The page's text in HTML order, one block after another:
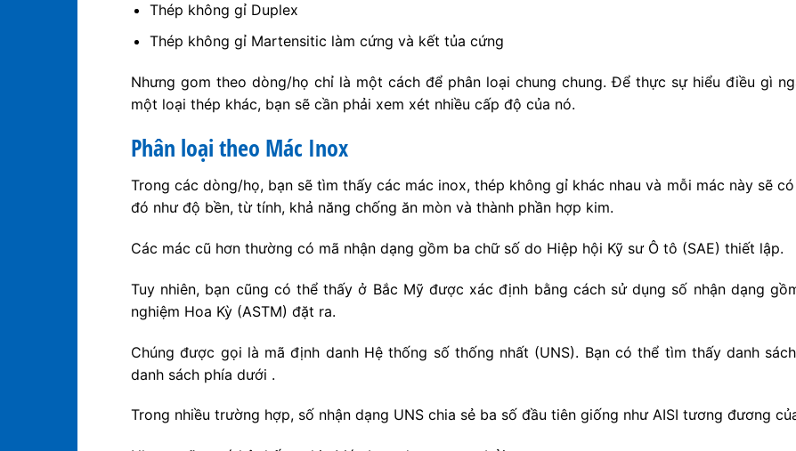
Thép không gỉ Duplex
Thép không gỉ Martensitic làm cứng và kết tủa cứng
Nhưng gom theo dòng/họ chỉ là một cách để phân loại chung chung. Để thực sự hiểu điều gì
một loại thép khác, bạn sẽ cần phải xem xét nhiều cấp độ của nó.
Phân loại theo Mác Inox
Trong các dòng/họ, bạn sẽ tìm thấy các mác inox, thép không gỉ khác nhau và mỗi mác này sẽ
đó như độ bền, từ tính, khả năng chống ăn mòn và thành phần hợp kim.
Các mác cũ hơn thường có mã nhận dạng gồm ba chữ số do Hiệp hội Kỹ sư Ô tô (SAE) thiết lập.
Tuy nhiên, bạn cũng có thể thấy ở Bắc Mỹ được xác định bằng cách sử dụng số nhận dạng
nghiệm Hoa Kỳ (ASTM) đặt ra.
Chúng được gọi là mã định danh Hệ thống số thống nhất (UNS). Bạn có thể tìm thấy danh
danh sách phía dưới .
Trong nhiều trường hợp, số nhận dạng UNS chia sẻ ba số đầu tiên giống như AISI tương đương